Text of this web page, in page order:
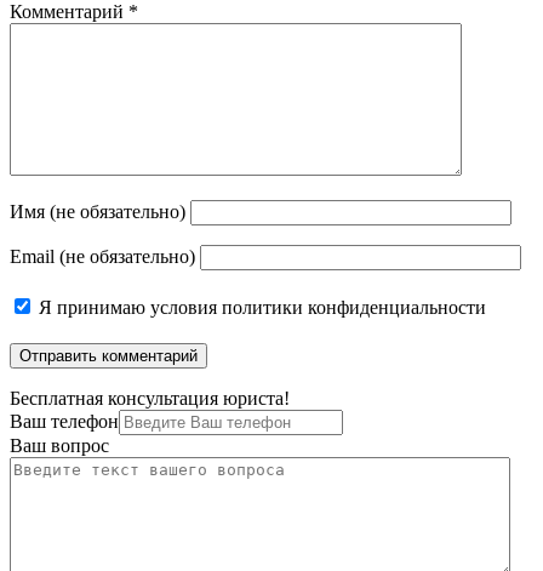
Комментарий *
Имя (не обязательно)
Email (не обязательно)
Я принимаю условия политики конфиденциальности
Бесплатная консультация юриста!
Ваш телефон
Ваш вопрос